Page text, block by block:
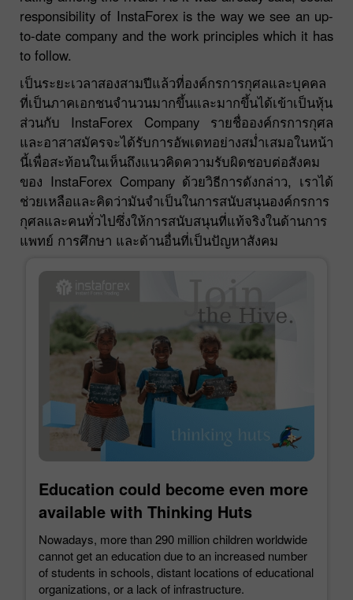
responsibility of InstaForex is the way we see an up-
to-date company and the work principles which it has
to follow.
เป็นระยะเวลาสองสามปีแล้วที่องค์กรการกุศลและบุคคล
ที่เป็นภาคเอกชนจำนวนมากขึ้นและมากขึ้นได้เข้าเป็นหุ้น
ส่วนกับ InstaForex Company รายชื่อองค์กรการกุศล
และอาสาสมัครจะได้รับการอัพเดทอย่างสม่ำเสมอในหน้า
นี้เพื่อสะท้อนในเห็นถึงแนวคิดความรับผิดชอบต่อสังคม
ของ InstaForex Company ด้วยวิธีการดังกล่าว, เราได้
ช่วยเหลือและคิดว่ามันจำเป็นในการสนับสนุนองค์กรการ
กุศลและคนทั่วไปซึ่งให้การสนับสนุนที่แท้จริงในด้านการ
แพทย์ การศึกษา และด้านอื่นที่เป็นปัญหาสังคม
Education could become even more
available with Thinking Huts
Nowadays, more than 290 million children worldwide
cannot get an education due to an increased number
of students in schools, distant locations of educational
organizations, or a lack of infrastructure.